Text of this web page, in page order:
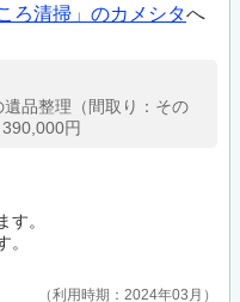
ろ清掃」のカメシタへ
品整理（間取り：その
円
。
利用時期：2024年03月